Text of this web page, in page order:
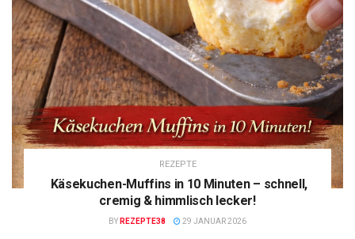
REZEPTE
Käsekuchen-Muffins in 10 Minuten – schnell,
cremig & himmlisch lecker!
BY REZEPTE38 29 JANUAR 2026